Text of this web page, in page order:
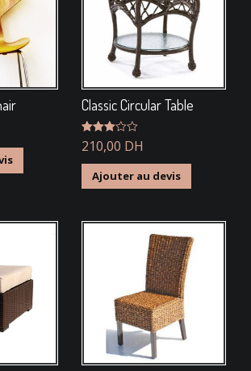
Classic Circular Table
Note
3.00
sur 5
210,00 DH
Ajouter au devis